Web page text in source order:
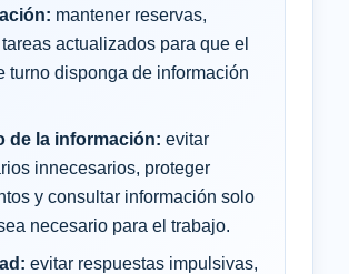
mantener reservas,
actualizados para que el
turno disponga de información
de la información: evitar
innecesarios, proteger
y consultar información solo
necesario para el trabajo.
evitar respuestas impulsivas,